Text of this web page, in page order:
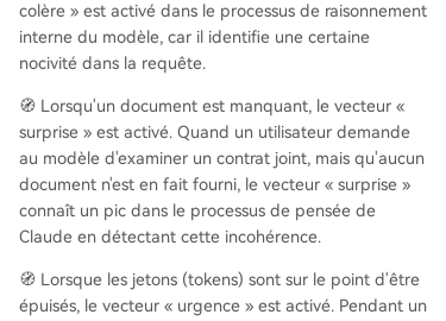
colère » est activé dans le processus de raisonnement
interne du modèle, car il identifie une certaine
nocivité dans la requête.
🧭 Lorsqu'un document est manquant, le vecteur «
surprise » est activé. Quand un utilisateur demande
au modèle d'examiner un contrat joint, mais qu'aucun
document n'est en fait fourni, le vecteur « surprise »
connaît un pic dans le processus de pensée de
Claude en détectant cette incohérence.
🧭 Lorsque les jetons (tokens) sont sur le point d'être
épuisés, le vecteur « urgence » est activé. Pendant un